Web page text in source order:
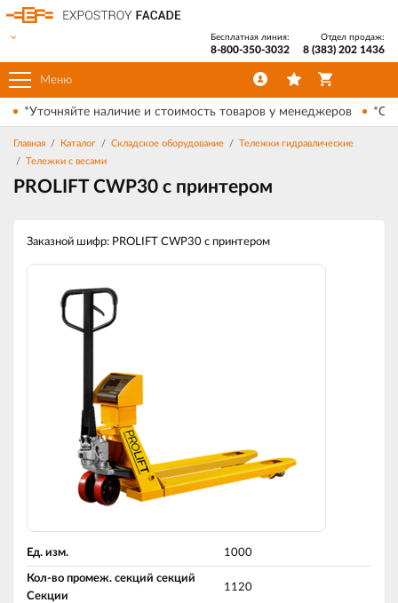
Меню
Бесплатная линия:
8-800-350-3032
Отдел продаж:
8 (383) 202 1436
*Уточняйте наличие и стоимость товаров у менеджеров
Главная Каталог Складское оборудование
Тележки гидравлические
Тележки с весами
PROLIFT CWP30 с принтером
Заказной шифр: PROLIFT CWP30 с принтером
Ед. изм. 1000
Кол-во промеж. секций секций
Секции
1120